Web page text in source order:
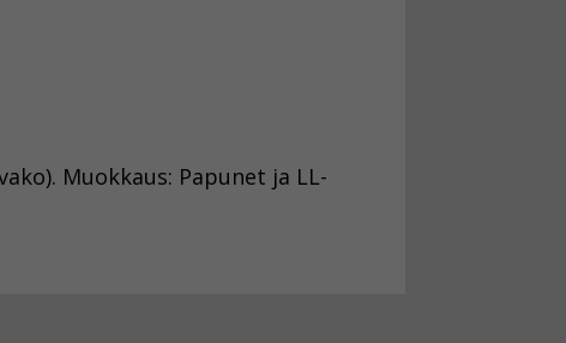
Muokkaus: Papunet ja LL-